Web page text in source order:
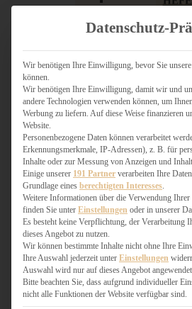
LOW
MY
SÜSSES
BURGER
FIX AUF
GRILLEN
Datenschutz-
Wir benötigen Ihre Einwilligung, bevor Sie
können.
Wir benötigen Ihre Einwilligung, damit wir und
andere Technologien verwenden können, um
Werbung zu liefern. Auf diese Weise finanzieren
Website.
Personenbezogene Daten können verarbeitet
Erkennungsmerkmale, IP-Adressen), z. B. für
Inhalte oder zur Messung von Anzeigen und
Einige unserer 191 Partner verarbeiten Ihre
Grundlage eines berechtigten Interesses
Weitere Informationen über die Verwendung Ihrer
finden Sie unter Einstellungen oder in unserer
Es besteht keine Verpflichtung, der Verarbeitung
dieses Angebot zu nutzen.
Wir können bestimmte Inhalte nicht ohne Ihre
Ihre Auswahl jederzeit unter Einstellungen
Auswahl wird nur auf dieses Angebot angewendet.
Bitte beachten Sie, dass aufgrund individueller
nicht alle Funktionen der Website verfügbar sind.